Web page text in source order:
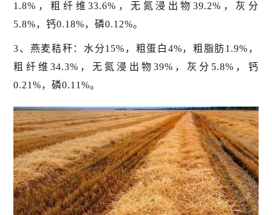
1.8%，粗纤维33.6%，无氮浸出物39.2%，灰分
5.8%，钙0.18%，磷0.12%。
3、燕麦秸秆：水分15%，粗蛋白4%，粗脂肪1.9%，
粗纤维34.3%，无氮浸出物39%，灰分5.8%，钙
0.21%，磷0.11%。